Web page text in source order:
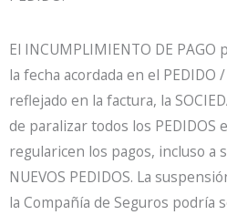
El INCUMPLIMIENTO DE
la fecha acordada en el PEDIDO
reflejado en la factura, la
de paralizar todos los PEDIDOS
regularicen los pagos, incluso a
NUEVOS PEDIDOS. La
la Compañía de Seguros podría